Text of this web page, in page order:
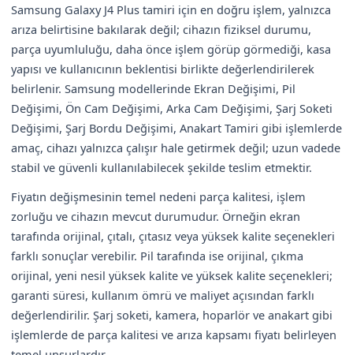
Samsung Galaxy J4 Plus tamiri için en doğru işlem, yalnızca
arıza belirtisine bakılarak değil; cihazın fiziksel durumu,
parça uyumluluğu, daha önce işlem görüp görmediği, kasa
yapısı ve kullanıcının beklentisi birlikte değerlendirilerek
belirlenir. Samsung modellerinde Ekran Değişimi, Pil
Değişimi, Ön Cam Değişimi, Arka Cam Değişimi, Şarj Soketi
Değişimi, Şarj Bordu Değişimi, Anakart Tamiri gibi işlemlerde
amaç, cihazı yalnızca çalışır hale getirmek değil; uzun vadede
stabil ve güvenli kullanılabilecek şekilde teslim etmektir.
Fiyatın değişmesinin temel nedeni parça kalitesi, işlem
zorluğu ve cihazın mevcut durumudur. Örneğin ekran
tarafında orijinal, çıtalı, çıtasız veya yüksek kalite seçenekleri
farklı sonuçlar verebilir. Pil tarafında ise orijinal, çıkma
orijinal, yeni nesil yüksek kalite ve yüksek kalite seçenekleri;
garanti süresi, kullanım ömrü ve maliyet açısından farklı
değerlendirilir. Şarj soketi, kamera, hoparlör ve anakart gibi
işlemlerde de parça kalitesi ve arıza kapsamı fiyatı belirleyen